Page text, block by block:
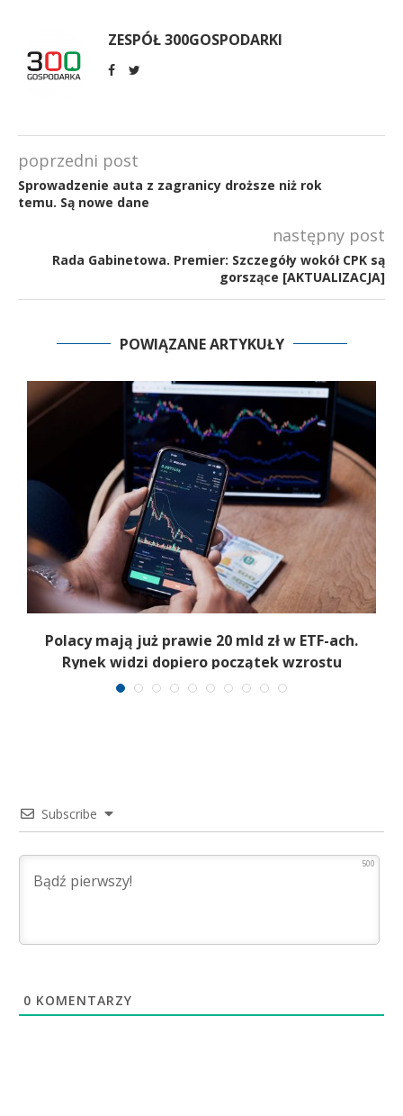
ZESPÓŁ 300GOSPODARKI
poprzedni post
Sprowadzenie auta z zagranicy droższe niż rok
temu. Są nowe dane
następny post
Rada Gabinetowa. Premier: Szczegóły wokół CPK są
gorszące [AKTUALIZACJA]
POWIĄZANE ARTYKUŁY
Polacy mają już prawie 20 mld zł w ETF-ach.
Rynek widzi dopiero początek wzrostu
Subscribe
500
0 KOMENTARZY